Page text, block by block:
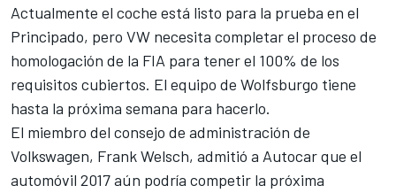
Actualmente el coche está listo para la prueba en el
Principado, pero VW necesita completar el proceso de
homologación de la FIA para tener el 100% de los
requisitos cubiertos. El equipo de Wolfsburgo tiene
hasta la próxima semana para hacerlo.
El miembro del consejo de administración de
Volkswagen, Frank Welsch, admitió a Autocar que el
automóvil 2017 aún podría competir la próxima